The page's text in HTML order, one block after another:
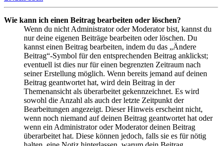
Wie kann ich einen Beitrag bearbeiten oder löschen?
Wenn du nicht Administrator oder Moderator bist, kannst du
nur deine eigenen Beiträge bearbeiten oder löschen. Du
kannst einen Beitrag bearbeiten, indem du das „Ändere
Beitrag“-Symbol für den entsprechenden Beitrag anklickst;
eventuell ist dies nur für einen begrenzten Zeitraum nach
seiner Erstellung möglich. Wenn bereits jemand auf deinen
Beitrag geantwortet hat, wird dein Beitrag in der
Themenansicht als überarbeitet gekennzeichnet. Es wird
sowohl die Anzahl als auch der letzte Zeitpunkt der
Bearbeitungen angezeigt. Dieser Hinweis erscheint nicht,
wenn noch niemand auf deinen Beitrag geantwortet hat oder
wenn ein Administrator oder Moderator deinen Beitrag
überarbeitet hat. Diese können jedoch, falls sie es für nötig